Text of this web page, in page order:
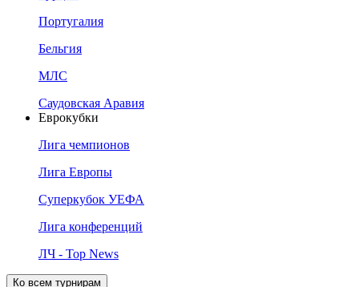
Португалия
Бельгия
МЛС
Саудовская Аравия
Еврокубки
Лига чемпионов
Лига Европы
Суперкубок УЕФА
Лига конференций
ЛЧ - Top News
Ко всем турнирам